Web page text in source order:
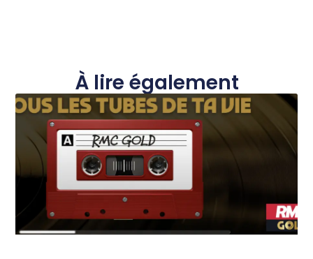
À lire également